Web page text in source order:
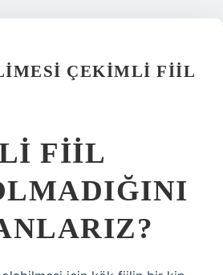
ÇEKIMLI FIIL
FIIL